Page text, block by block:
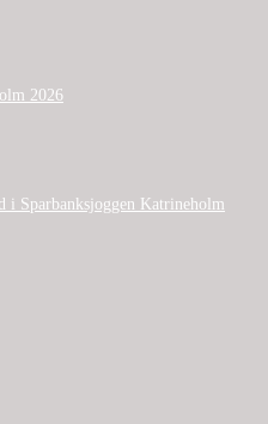
2026
i Sparbanksjoggen Katrineholm